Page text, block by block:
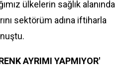
ülkelerin sağlık alanında
sektörüm adına iftiharla
AYRIMI YAPMIYOR'